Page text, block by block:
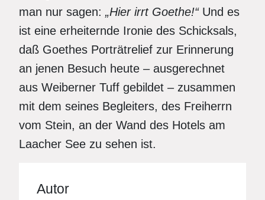
man nur sagen: „Hier irrt Goethe!“ Und es
ist eine erheiternde Ironie des Schicksals,
daß Goethes Porträtrelief zur Erinnerung
an jenen Besuch heute – ausgerechnet
aus Weiberner Tuff gebildet – zusammen
mit dem seines Begleiters, des Freiherrn
vom Stein, an der Wand des Hotels am
Laacher See zu sehen ist.
Autor